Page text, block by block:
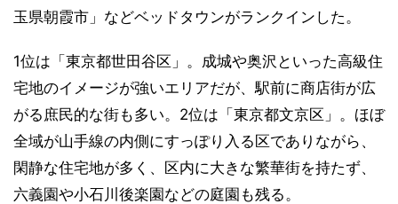
玉県朝霞市」などベッドタウンがランクインした。
1位は「東京都世田谷区」。成城や奥沢といった高級住
宅地のイメージが強いエリアだが、駅前に商店街が広
がる庶民的な街も多い。2位は「東京都文京区」。ほぼ
全域が山手線の内側にすっぽり入る区でありながら、
閑静な住宅地が多く、区内に大きな繁華街を持たず、
六義園や小石川後楽園などの庭園も残る。